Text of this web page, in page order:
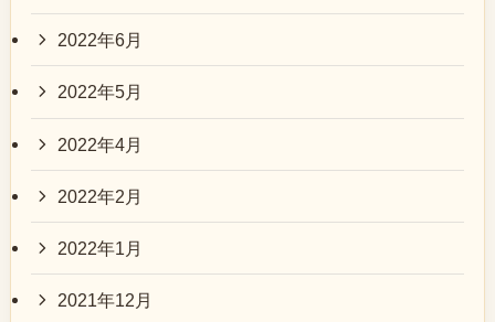
2022年6月
2022年5月
2022年4月
2022年2月
2022年1月
2021年12月